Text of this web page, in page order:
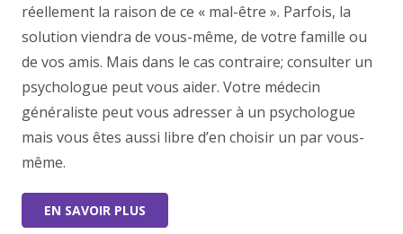
réellement la raison de ce « mal-être ». Parfois, la
solution viendra de vous-même, de votre famille ou
de vos amis. Mais dans le cas contraire; consulter un
psychologue peut vous aider. Votre médecin
généraliste peut vous adresser à un psychologue
mais vous êtes aussi libre d’en choisir un par vous-
même.
EN SAVOIR PLUS